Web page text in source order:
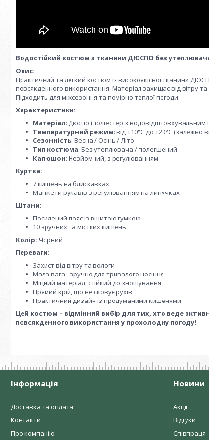
Водостійкий костюм з тканини ДЮСПО без
Опис:
Практичний та легкий костюм із високоякісної тканини
повсякденного використання. Матеріал захищає від вітру
Підходить для міжсезоння та помірно теплої погоди.
Характеристики:
Матеріал: Дюспо (поліестер з водовідштовхувальним
Температурний режим: від +10°C до +20°C
Сезонність: Весна / Осінь / Літо
Тип костюма: Без утеплювача / полегшений
Капюшон: Незйомний, з регулюванням
Куртка:
7 кишень на блискавках
Манжети рукавів з регулюванням на липучках
Штани:
Посилений пояс із вшитою гумкою
10 зручних та містких кишень
Колір: Чорний
Переваги:
Захист від вітру та вологи
Мала вага - зручно для тривалого носіння
Міцний матеріал, стійкий до зношування
Прямий крій, що не сковує рухів
Практичний дизайн із продуманими кишенями
Цей костюм – відмінний вибір для тих, хто веде
повсякденного використання у прохолодну погоду!
Інформація
Доставка та оплата
Контакти
Про компанію
Новини
Акції
Відгуки
Співпраця